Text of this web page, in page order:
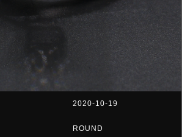
2020-10-19
ROUND